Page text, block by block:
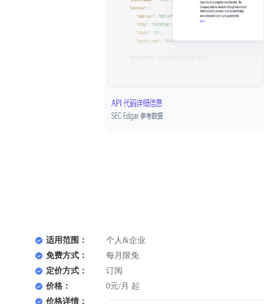
适用范围：
个人&企业
免费方式：
每月限免
定价方式：
订阅
价格：
0元/月 起
价格详情：